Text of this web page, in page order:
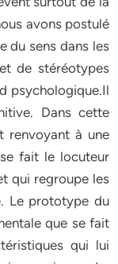
avons postulé
du sens dans les
de stéréotypes
psychologique.Il
Dans cette
renvoyant à une
fait le locuteur
qui regroupe les
Le prototype du
que se fait
qui lui